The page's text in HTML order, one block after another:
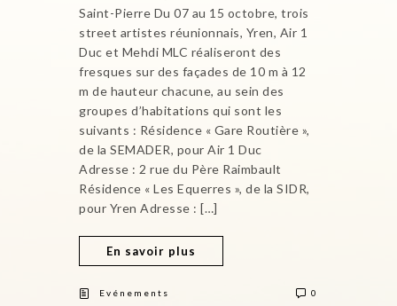
Saint-Pierre Du 07 au 15 octobre, trois
street artistes réunionnais, Yren, Air 1
Duc et Mehdi MLC réaliseront des
fresques sur des façades de 10 m à 12
m de hauteur chacune, au sein des
groupes d’habitations qui sont les
suivants : Résidence « Gare Routière »,
de la SEMADER, pour Air 1 Duc
Adresse : 2 rue du Père Raimbault
Résidence « Les Equerres », de la SIDR,
pour Yren Adresse : […]
En savoir plus
Evénements 0